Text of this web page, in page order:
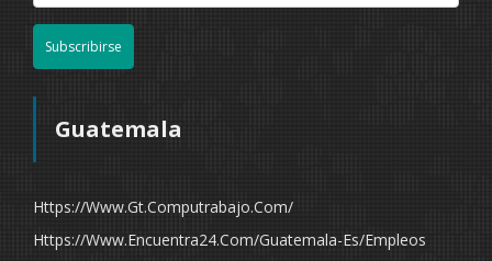
Subscribirse
Guatemala
Https://www.gt.computrabajo.com/
Https://www.encuentra24.com/guatemala-Es/empleos